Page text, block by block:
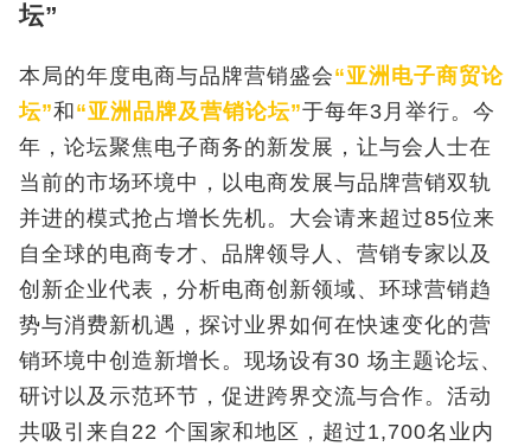
坛”
本局的年度电商与品牌营销盛会“亚洲电子商贸论
坛”和 “亚洲品牌及营销论坛”于每年3月举行。今
年，论坛聚焦电子商务的新发展，让与会人士在
当前的市场环境中，以电商发展与品牌营销双轨
并进的模式抢占增长先机。大会请来超过85位来
自全球的电商专才、品牌领导人、营销专家以及
创新企业代表，分析电商创新领域、环球营销趋
势与消费新机遇，探讨业界如何在快速变化的营
销环境中创造新增长。现场设有30 场主题论坛、
研讨以及示范环节，促进跨界交流与合作。活动
共吸引来自22 个国家和地区，超过1,700名业内